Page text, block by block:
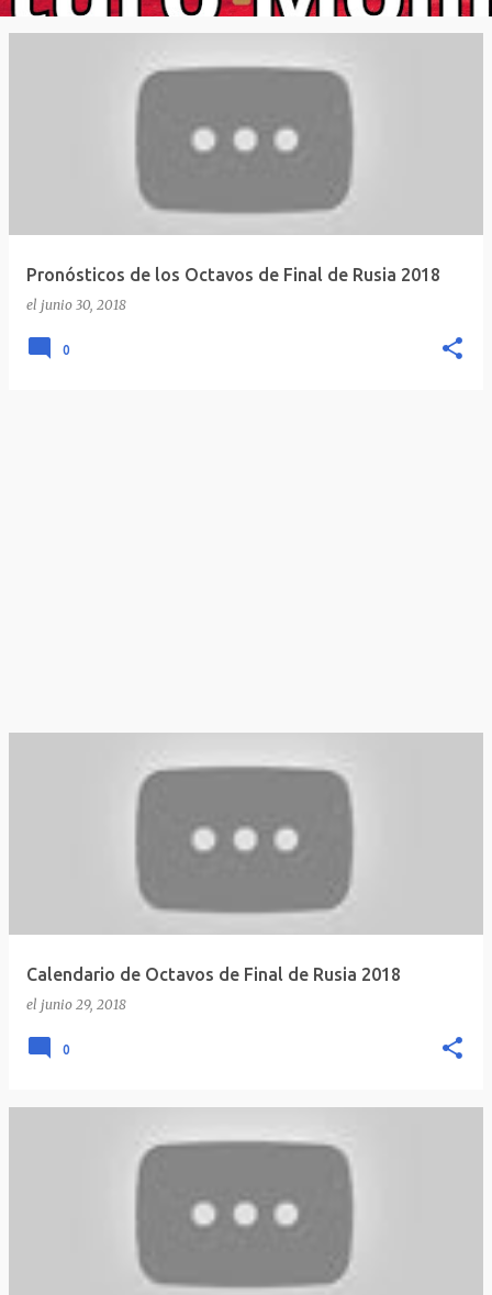
Pronósticos de los Octavos de Final de Rusia 2018
el junio 30, 2018
0
Calendario de Octavos de Final de Rusia 2018
el junio 29, 2018
0